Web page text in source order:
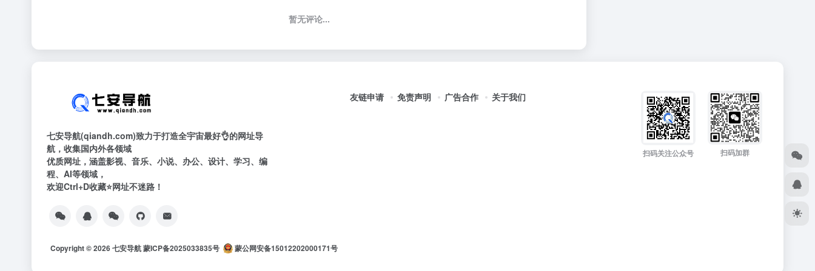
暂无评论...
七安导航(qiandh.com)致力于打造全宇宙最好👌的网址导
航，收集国内外各领域
优质网址，涵盖影视、音乐、小说、办公、设计、学习、编
程、AI等领域，
欢迎Ctrl+D收藏⭐网址不迷路！
友链申请 免责声明 广告合作 关于我们
扫码关注公众号 扫码加群
Copyright © 2026七安导航蒙ICP备2025033835号 蒙公网安备15012202000171号